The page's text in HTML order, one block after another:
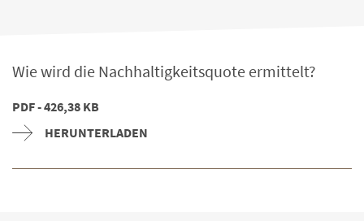
Wie wird die Nachhaltigkeitsquote ermittelt?
PDF - 426,38 KB
HERUNTERLADEN